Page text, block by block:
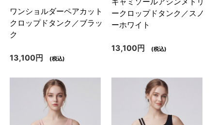
ワンショルダーペアカット
クロップドタンク／ブラッ
ク
13,100円 (税込)
ークロップドタンク／スノ
ーホワイト
13,100円 (税込)